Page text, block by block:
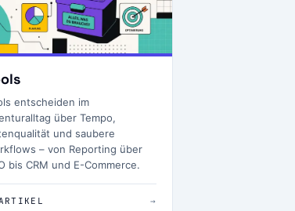
entscheiden im
über Tempo,
und saubere
– von Reporting über
bis CRM und E-Commerce.
→